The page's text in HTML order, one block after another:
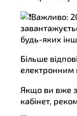
Важливо:
будь-яких
Більше
електронним
Якщо ви вже
кабінет,